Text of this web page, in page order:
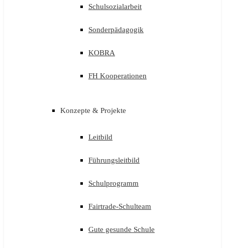
Schulsozialarbeit
Sonderpädagogik
KOBRA
FH Kooperationen
Konzepte & Projekte
Leitbild
Führungsleitbild
Schulprogramm
Fairtrade-Schulteam
Gute gesunde Schule